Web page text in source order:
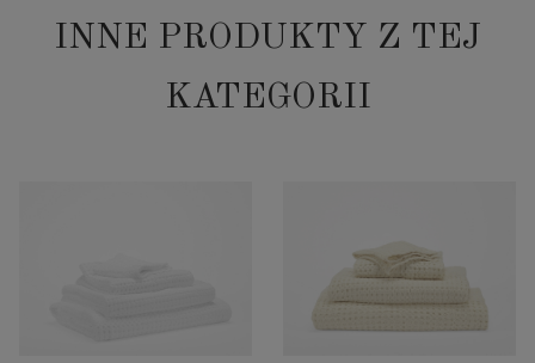
INNE PRODUKTY Z TEJ
KATEGORII